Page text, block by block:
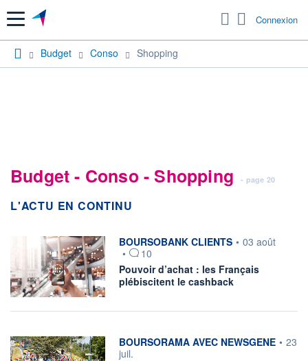
Menu Connexion
Budget Conso Shopping
Budget - Conso - Shopping - page 20
L'ACTU EN CONTINU
information fournie par
BOURSOBANK CLIENTS • 03 août
•
10
Pouvoir d’achat : les Français
plébiscitent le cashback
information fournie par
BOURSORAMA AVEC NEWSGENE • 23
juil.